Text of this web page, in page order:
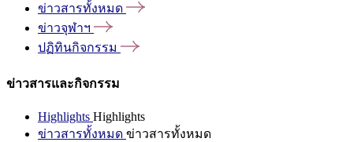
ข่าวสารทั้งหมด
ข่าวจุฬาฯ
ปฏิทินกิจกรรม
ข่าวสารและกิจกรรม
Highlights Highlights
ข่าวสารทั้งหมด ข่าวสารทั้งหมด